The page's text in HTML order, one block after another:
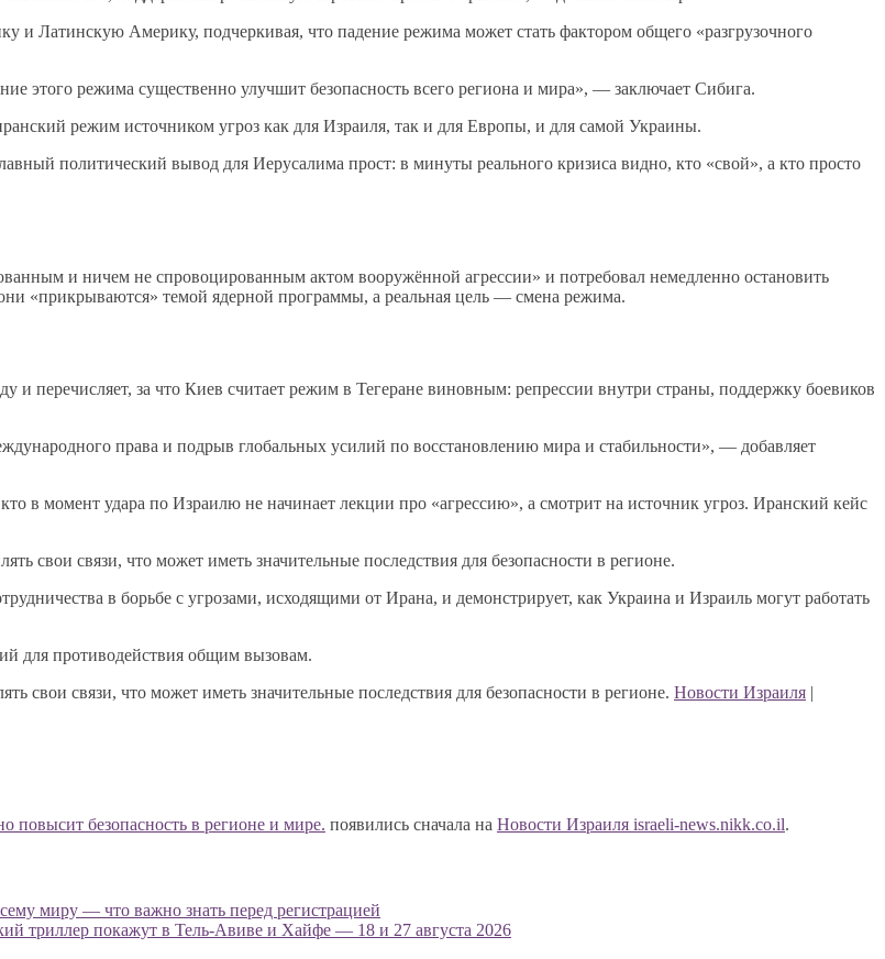
и Латинскую Америку, подчеркивая, что падение режима может стать фактором общего «разгрузочного
этого режима существенно улучшит безопасность всего региона и мира», — заключает Сибига.
режим источником угроз как для Израиля, так и для Европы, и для самой Украины.
политический вывод для Иерусалима прост: в минуты реального кризиса видно, кто «свой», а кто просто
и ничем не спровоцированным актом вооружённой агрессии» и потребовал немедленно остановить
«прикрываются» темой ядерной программы, а реальная цель — смена режима.
перечисляет, за что Киев считает режим в Тегеране виновным: репрессии внутри страны, поддержку боевиков
права и подрыв глобальных усилий по восстановлению мира и стабильности», — добавляет
в момент удара по Израилю не начинает лекции про «агрессию», а смотрит на источник угроз. Иранский кейс
свои связи, что может иметь значительные последствия для безопасности в регионе.
в борьбе с угрозами, исходящими от Ирана, и демонстрирует, как Украина и Израиль могут работать
для противодействия общим вызовам.
свои связи, что может иметь значительные последствия для безопасности в регионе. Новости Израиля |
повысит безопасность в регионе и мире. появились сначала на Новости Израиля israeli-news.nikk.co.il.
миру — что важно знать перед регистрацией
триллер покажут в Тель-Авиве и Хайфе — 18 и 27 августа 2026